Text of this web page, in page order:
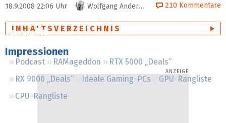
Preisvergleich
Forum
Podcast RAMageddon
RTX 5000 „Deals“
RX 9000 „Deals“
Ideale Gaming-PCs
GPU-Rangliste
CPU-Rangliste
18.9.2008 22:06 Uhr Wolfgang Andermahr 210 Kommentare
INHALTSVERZEICHNIS
Impressionen